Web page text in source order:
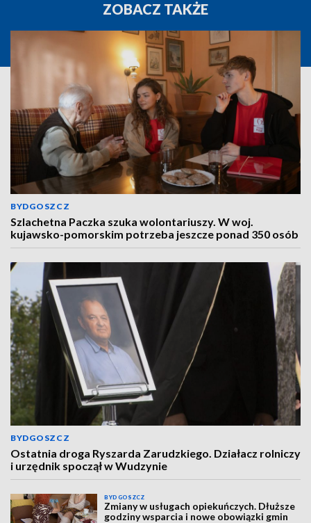
ZOBACZ TAKŻE
BYDGOSZCZ
Szlachetna Paczka szuka wolontariuszy. W woj.
kujawsko-pomorskim potrzeba jeszcze ponad 350 osób
BYDGOSZCZ
Ostatnia droga Ryszarda Zarudzkiego. Działacz rolniczy
i urzędnik spoczął w Wudzynie
BYDGOSZCZ
Zmiany w usługach opiekuńczych. Dłuższe
godziny wsparcia i nowe obowiązki gmin